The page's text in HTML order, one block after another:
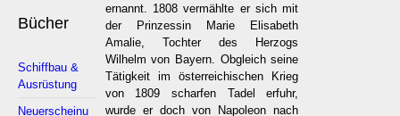
Bücher
Schiffbau &
Ausrüstung
Neuerscheinu
ernannt. 1808 vermählte er sich mit
der Prinzessin Marie Elisabeth
Amalie, Tochter des Herzogs
Wilhelm von Bayern. Obgleich seine
Tätigkeit im österreichischen Krieg
von 1809 scharfen Tadel erfuhr,
wurde er doch von Napoleon nach